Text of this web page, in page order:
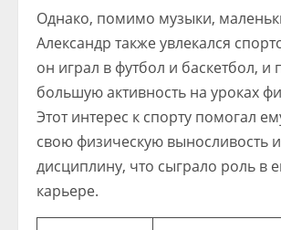
Однако, помимо музыки,
Александр также увлекался
он играл в футбол и баскетбол, и
большую активность на уроках
Этот интерес к спорту помогал
свою физическую выносливость и
дисциплину, что сыграло роль в
карьере.